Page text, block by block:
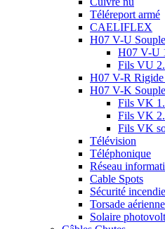
Téléreport armé
CAELIFLEX
H07 V-U
H07 V-U
Fils VU
H07 V-R
H07 V-K
Fils VK
Fils VK
Fils VK
Télévision
Téléphonique
Réseau
Cable Spots
Sécurité incendie
Torsade
Solaire